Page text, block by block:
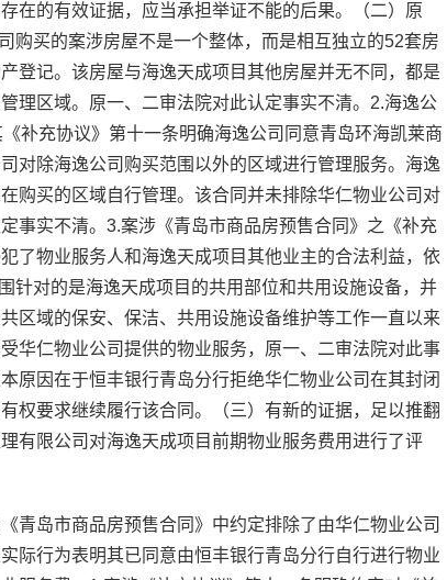
在的有效证据，应当承担举证不能的后果。（二）原
购买的案涉房屋不是一个整体，而是相互独立的52套房
登记。该房屋与海逸天成项目其他房屋并无不同，都是
理区域。原一、二审法院对此认定事实不清。2.海逸公
补充协议》第十一条明确海逸公司同意青岛环海凯莱商
对除海逸公司购买范围以外的区域进行管理服务。海逸
购买的区域自行管理。该合同并未排除华仁物业公司对
事实不清。3.案涉《青岛市商品房预售合同》之《补充
了物业服务人和海逸天成项目其他业主的合法利益，依
针对的是海逸天成项目的共用部位和共用设施设备，并
区域的保安、保洁、共用设施设备维护等工作一直以来
华仁物业公司提供的物业服务，原一、二审法院对此事
原因在于恒丰银行青岛分行拒绝华仁物业公司在其封闭
权要求继续履行该合同。（三）有新的证据，足以推翻
有限公司对海逸天成项目前期物业服务费用进行了评
青岛市商品房预售合同》中约定排除了由华仁物业公司
际行为表明其已同意由恒丰银行青岛分行自行进行物业